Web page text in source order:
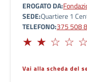
EROGATO DA
SEDEQuartiere 1
TELEFONO 375 508
Limitato
Vai alla scheda del